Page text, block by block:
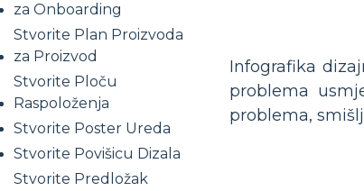
za Onboarding
Stvorite Plan Proizvoda
za Proizvod
Stvorite Ploču
Raspoloženja
Stvorite Poster Ureda
Stvorite Povišicu Dizala
Stvorite Predložak
Infografika
problema
problema,